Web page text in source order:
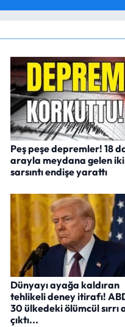
Peş peşe depremler! 18
arayla meydana gelen iki
sarsıntı endişe yarattı
Dünyayı ayağa kaldıran
tehlikeli deney itirafı!
30 ülkedeki ölümcül sırrı
çıktı...